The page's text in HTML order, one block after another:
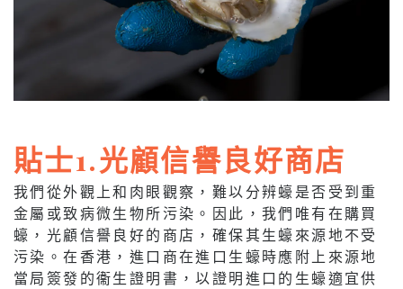
貼士1.光顧信譽良好商店
我們從外觀上和肉眼觀察，難以分辨蠔是否受到重
金屬或致病微生物所污染。因此，我們唯有在購買
蠔，光顧信譽良好的商店，確保其生蠔來源地不受
污染。在香港，進口商在進口生蠔時應附上來源地
當局簽發的衞生證明書，以證明進口的生蠔適宜供